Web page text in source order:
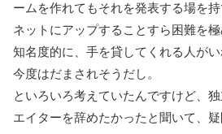
ームを作れてもそれを発表する場を持
ネットにアップすることすら困難を極
知名度的に、手を貸してくれる人がい
今度はだまされそうだし。
といろいろ考えていたんですけど、
エイターを辞めたかったと聞いて、